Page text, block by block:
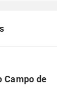
Campo de